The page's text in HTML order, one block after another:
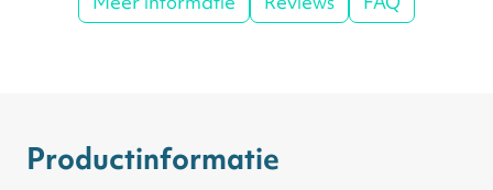
Productinformatie